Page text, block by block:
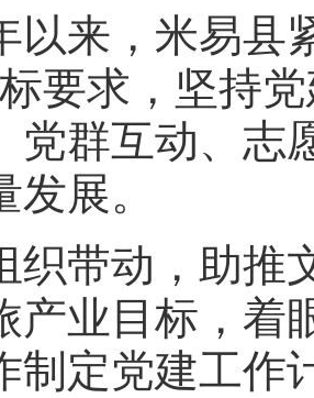
以来，米易县
要求，坚持
党群互动、志
展。
织带动，助推
产业目标，着
制定党建工作